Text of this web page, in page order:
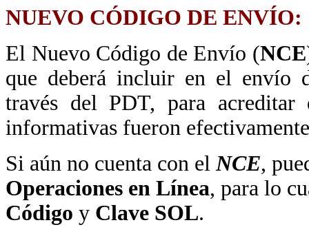
NUEVO CÓDIGO DE ENVÍO:
El Nuevo Código de Envío (NCE
que deberá incluir en el envío
través del PDT, para acreditar
informativas fueron
Si aún no cuenta con elNCE,
Operaciones en Línea, para lo
Código y Clave SOL.